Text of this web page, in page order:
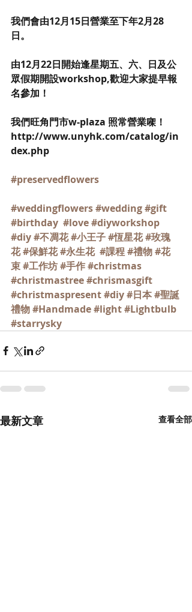
我們會由12月15日營業至下年2月28
日。
由12月22日開始逢星期五、六、日及公
眾假期開設workshop,歡迎大家提早報
名參加！
我們旺角門市w-plaza 照常營業㗎！
http://www.unyhk.com/catalog/in
dex.php
#preservedflowers
#weddingflowers#wedding#gift
#birthday #love#diyworkshop
#diy#不凋花#小王子#恆星花#玫瑰
花#保鮮花#永生花 #課程#禮物#花
束#工作坊#手作#christmas
#christmastree#chrismasgift
#christmaspresent#diy#日本#聖誕
禮物#Handmade#light#Lightbulb
#starrysky
最新文章 查看全部